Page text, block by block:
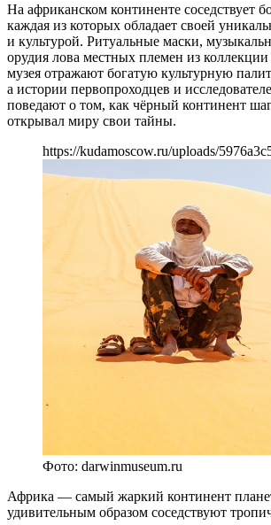
На африканском континенте соседствует
каждая из которых обладает своей
и культурой. Ритуальные маски,
орудия лова местных племен из
музея отражают богатую культурную
а истории первопроходцев и
поведают о том, как чёрный континент
открывал миру свои тайны.
https://kudamoscow.ru/uploads/
Фото: darwinmuseum.ru
Африка — самый жаркий континент
удивительным образом соседствуют